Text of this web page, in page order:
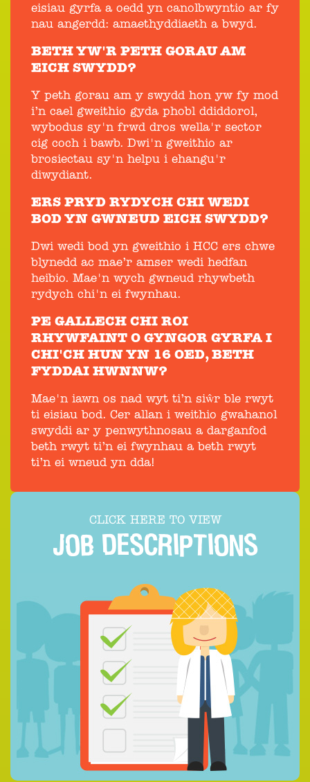
eisiau gyrfa a oedd yn canolbwyntio ar fy
nau angerdd: amaethyddiaeth a bwyd.
BETH YW'R PETH GORAU AM
EICH SWYDD?
Y peth gorau am y swydd hon yw fy mod
i’n cael gweithio gyda phobl ddiddorol,
wybodus sy'n frwd dros wella'r sector
cig coch i bawb. Dwi'n gweithio ar
brosiectau sy'n helpu i ehangu'r
diwydiant.
ERS PRYD RYDYCH CHI WEDI
BOD YN GWNEUD EICH SWYDD?
Dwi wedi bod yn gweithio i HCC ers chwe
blynedd ac mae’r amser wedi hedfan
heibio. Mae'n wych gwneud rhywbeth
rydych chi'n ei fwynhau.
PE GALLECH CHI ROI
RHYWFAINT O GYNGOR GYRFA I
CHI'CH HUN YN 16 OED, BETH
FYDDAI HWNNW?
Mae'n iawn os nad wyt ti’n siŵr ble rwyt
ti eisiau bod. Cer allan i weithio gwahanol
swyddi ar y penwythnosau a darganfod
beth rwyt ti’n ei fwynhau a beth rwyt
ti’n ei wneud yn dda!
CLICK HERE TO VIEW
JOB DESCRIPTIONS